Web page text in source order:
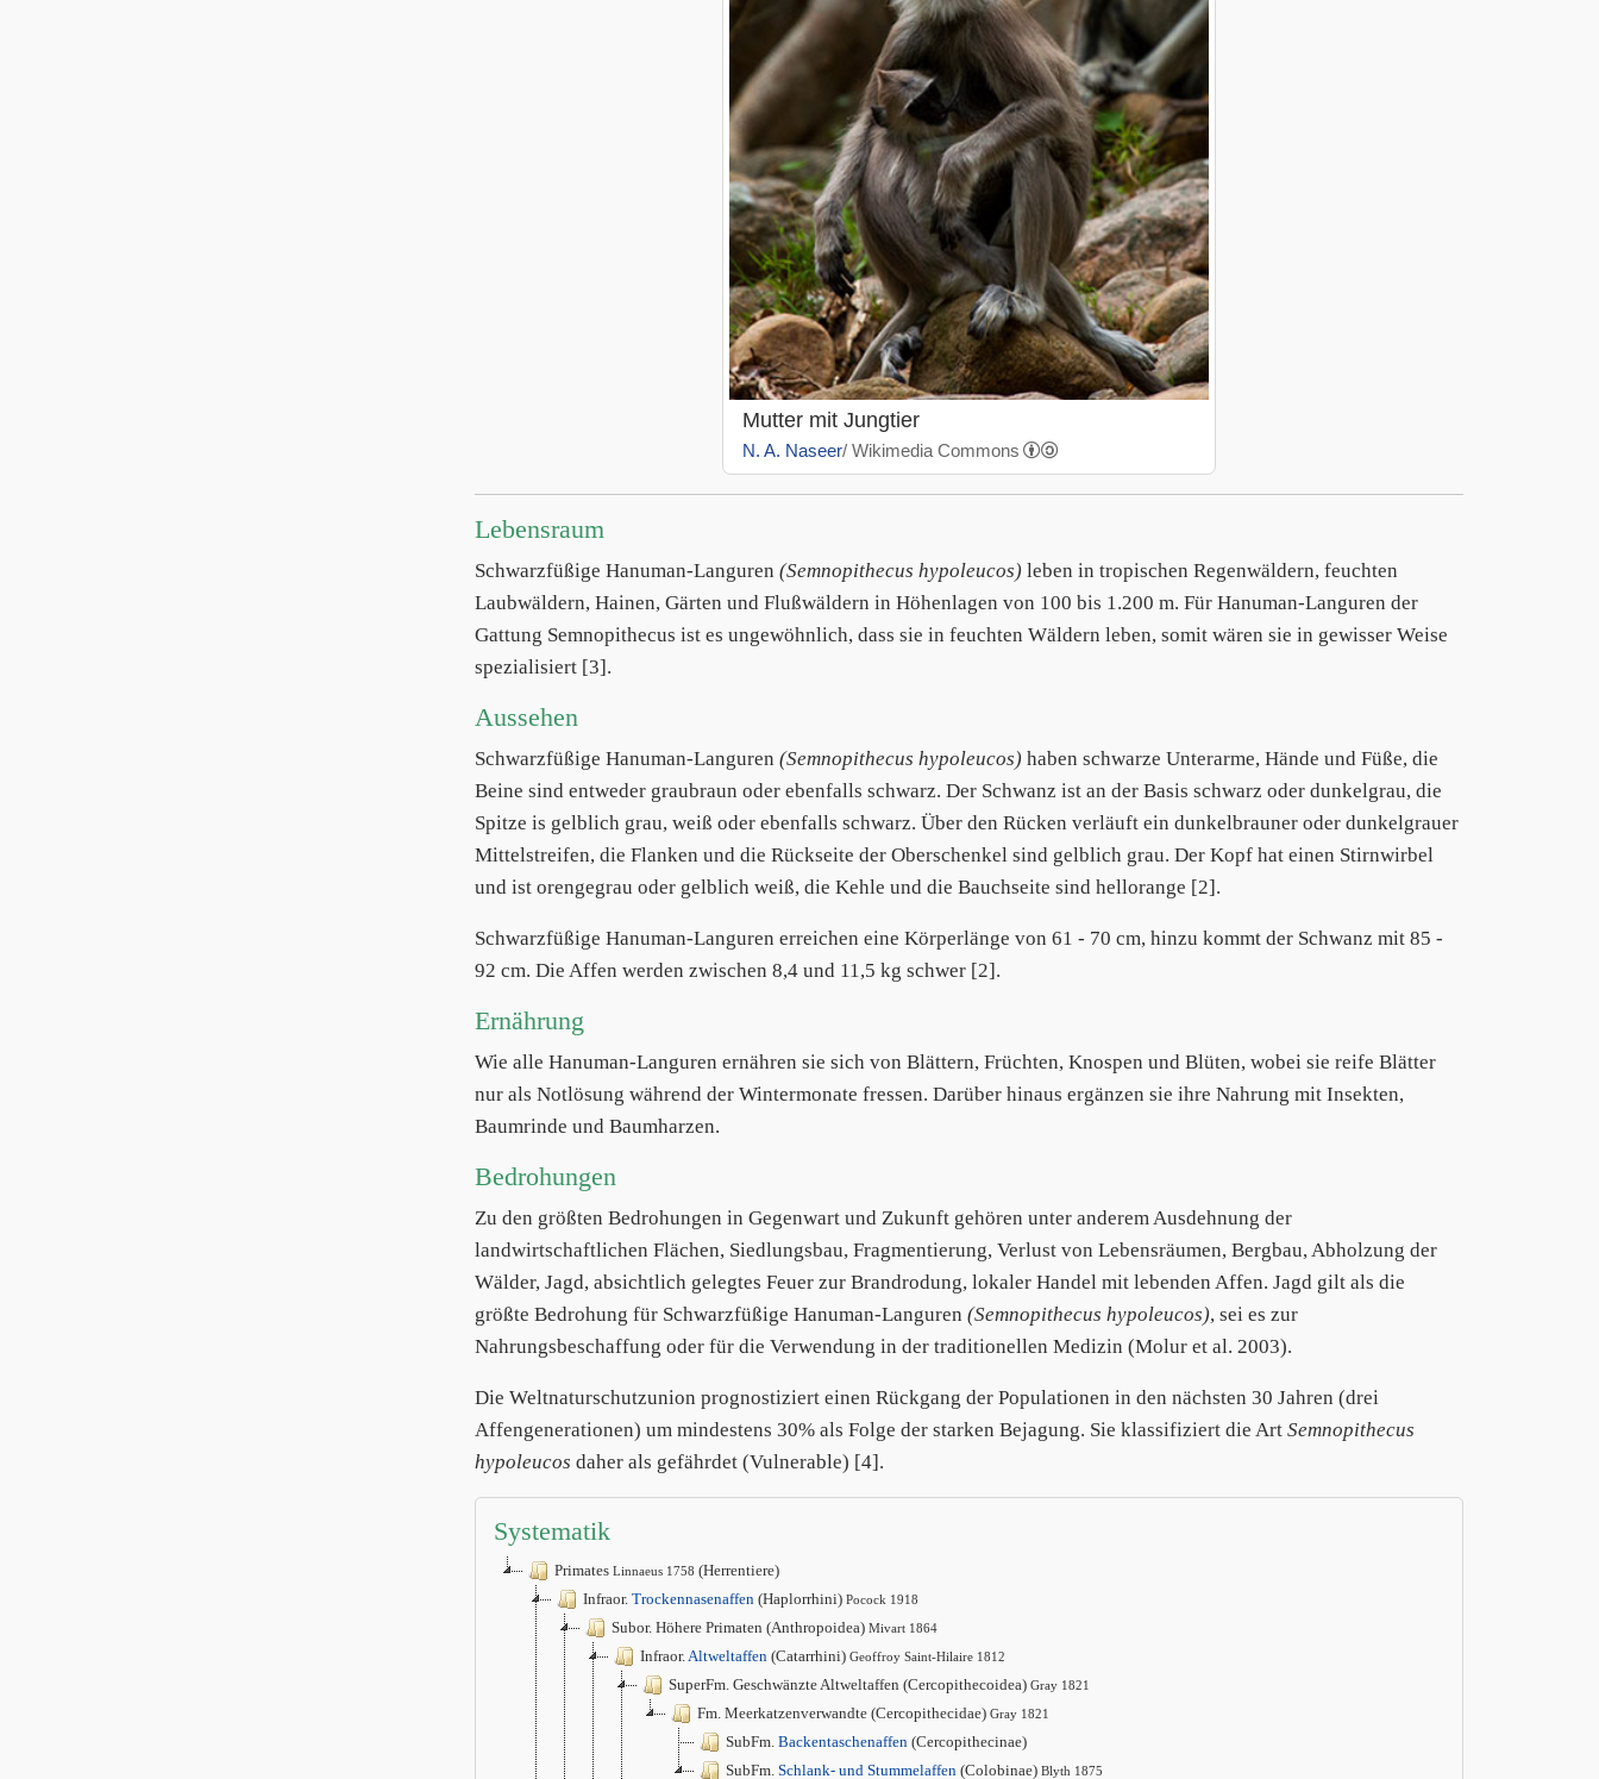
Mutter mit Jungtier
N. A. Naseer/ Wikimedia Commons
Lebensraum
Schwarzfüßige Hanuman-Languren (Semnopithecus hypoleucos) leben in tropischen Regenwäldern, feuchten
Laubwäldern, Hainen, Gärten und Flußwäldern in Höhenlagen von 100 bis 1.200 m. Für Hanuman-Languren der
Gattung Semnopithecus ist es ungewöhnlich, dass sie in feuchten Wäldern leben, somit wären sie in gewisser Weise
spezialisiert [3].
Aussehen
Schwarzfüßige Hanuman-Languren (Semnopithecus hypoleucos) haben schwarze Unterarme, Hände und Füße, die
Beine sind entweder graubraun oder ebenfalls schwarz. Der Schwanz ist an der Basis schwarz oder dunkelgrau, die
Spitze is gelblich grau, weiß oder ebenfalls schwarz. Über den Rücken verläuft ein dunkelbrauner oder dunkelgrauer
Mittelstreifen, die Flanken und die Rückseite der Oberschenkel sind gelblich grau. Der Kopf hat einen Stirnwirbel
und ist orengegrau oder gelblich weiß, die Kehle und die Bauchseite sind hellorange [2].
Schwarzfüßige Hanuman-Languren erreichen eine Körperlänge von 61 - 70 cm, hinzu kommt der Schwanz mit 85 -
92 cm. Die Affen werden zwischen 8,4 und 11,5 kg schwer [2].
Ernährung
Wie alle Hanuman-Languren ernähren sie sich von Blättern, Früchten, Knospen und Blüten, wobei sie reife Blätter
nur als Notlösung während der Wintermonate fressen. Darüber hinaus ergänzen sie ihre Nahrung mit Insekten,
Baumrinde und Baumharzen.
Bedrohungen
Zu den größten Bedrohungen in Gegenwart und Zukunft gehören unter anderem Ausdehnung der
landwirtschaftlichen Flächen, Siedlungsbau, Fragmentierung, Verlust von Lebensräumen, Bergbau, Abholzung der
Wälder, Jagd, absichtlich gelegtes Feuer zur Brandrodung, lokaler Handel mit lebenden Affen. Jagd gilt als die
größte Bedrohung für Schwarzfüßige Hanuman-Languren (Semnopithecus hypoleucos), sei es zur
Nahrungsbeschaffung oder für die Verwendung in der traditionellen Medizin (Molur et al. 2003).
Die Weltnaturschutzunion prognostiziert einen Rückgang der Populationen in den nächsten 30 Jahren (drei
Affengenerationen) um mindestens 30% als Folge der starken Bejagung. Sie klassifiziert die Art Semnopithecus
hypoleucos daher als gefährdet (Vulnerable) [4].
Systematik
Primates Linnaeus 1758 (Herrentiere)
Infraor. Trockennasenaffen (Haplorrhini) Pocock 1918
Subor. Höhere Primaten (Anthropoidea) Mivart 1864
Infraor.Altweltaffen (Catarrhini) Geoffroy Saint-Hilaire 1812
SuperFm. Geschwänzte Altweltaffen (Cercopithecoidea) Gray 1821
Fm. Meerkatzenverwandte (Cercopithecidae) Gray 1821
SubFm. Backentaschenaffen (Cercopithecinae)
SubFm. Schlank- und Stummelaffen (Colobinae) Blyth 1875